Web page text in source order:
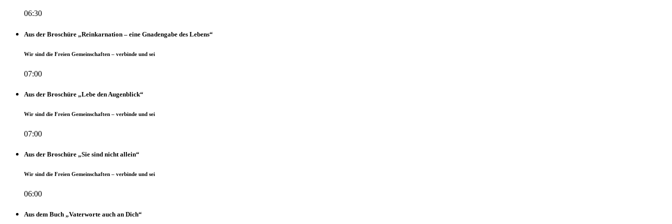
06:30
Aus der Broschüre „Reinkarnation – eine Gnadengabe des Lebens“
Wir sind die Freien Gemeinschaften – verbinde und sei
07:00
Aus der Broschüre „Lebe den Augenblick“
Wir sind die Freien Gemeinschaften – verbinde und sei
07:00
Aus der Broschüre „Sie sind nicht allein“
Wir sind die Freien Gemeinschaften – verbinde und sei
06:00
Aus dem Buch „Vaterworte auch an Dich“